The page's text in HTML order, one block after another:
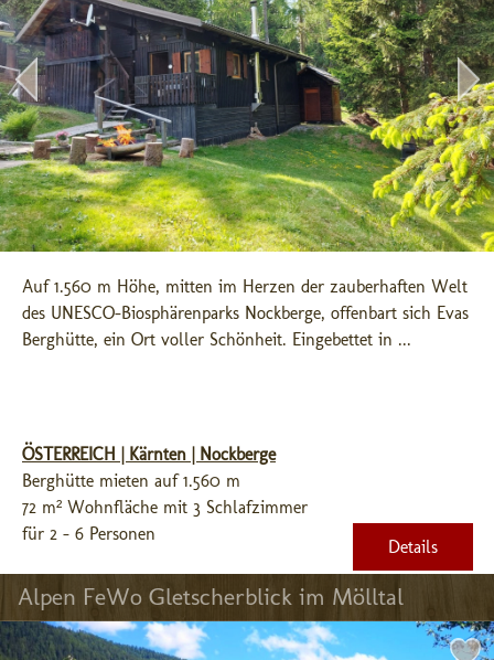
Auf 1.560 m Höhe, mitten im Herzen der zauberhaften Welt
des UNESCO-Biosphärenparks Nockberge, offenbart sich Evas
Berghütte, ein Ort voller Schönheit. Eingebettet in ...
ÖSTERREICH | Kärnten | Nockberge
Berghütte mieten auf 1.560 m
72 m² Wohnfläche mit 3 Schlafzimmer
für 2 - 6 Personen
Details
Alpen FeWo Gletscherblick im Mölltal